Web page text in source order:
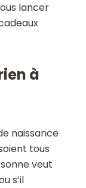
lancer
à
naissance
tous
veut
s’il